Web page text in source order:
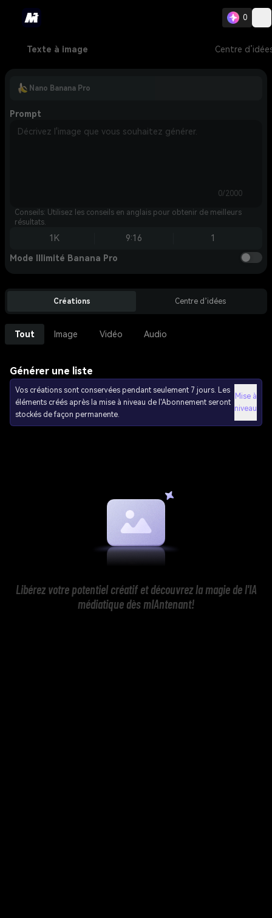
0
Texte à image Centre
Nano Banana Pro
Prompt
0/2000
Conseils: Utilisez les conseils en anglais pour obtenir de meilleurs
résultats.
1K 9:16 1
Mode Illimité Banana Pro
Créations Centre d’idées
Tout Image Vidéo Audio
Générer une liste
Vos créations sont conservées pendant seulement 7 jours. Les
éléments créés après la mise à niveau de l'Abonnement seront
stockés de façon permanente.
Mise à
niveau
Libérez votre potentiel créatif et découvrez la magie de l'IA
médiatique dès mIAntenant!